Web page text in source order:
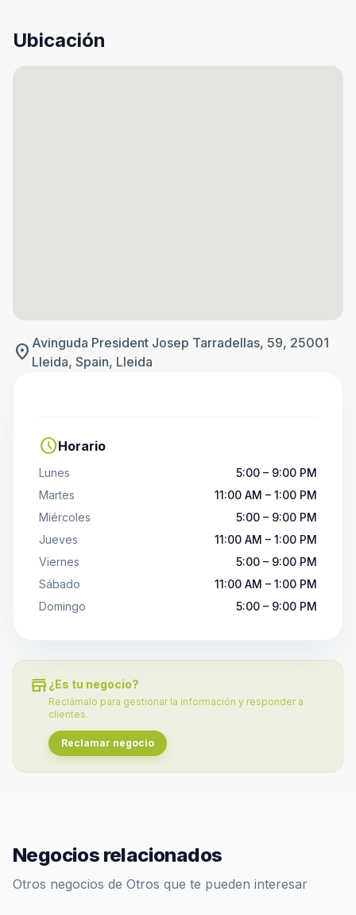
Ubicación
location_on Avinguda President Josep Tarradellas, 59, 25001
Lleida, Spain, Lleida
scheduleHorario
Lunes
5:00 – 9:00 PM
Martes
11:00 AM – 1:00 PM
Miércoles
5:00 – 9:00 PM
Jueves
11:00 AM – 1:00 PM
Viernes
5:00 – 9:00 PM
Sábado
11:00 AM – 1:00 PM
Domingo
5:00 – 9:00 PM
store ¿Es tu negocio?
Reclámalo para gestionar la información y responder a
clientes.
Reclamar negocio
Negocios relacionados
Otros negocios de Otros que te pueden interesar